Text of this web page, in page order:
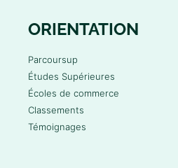
ORIENTATION
Parcoursup
Études Supérieures
Écoles de commerce
Classements
Témoignages